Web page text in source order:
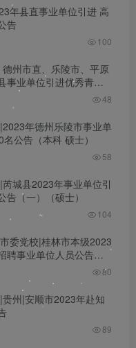
年县直事业单位引进 高
告
100
州市直、乐陵市、平原
事业单位引进优秀青年
48
年德州乐陵市事业单
公告（本科 硕士）
58
城县2023年事业单位引
（一）（硕士）
104
委党校|桂林市本级2023
聘事业单位人员公告
80
州|安顺市2023年赴知
89